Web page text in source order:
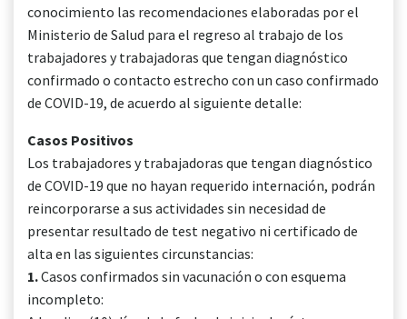
conocimiento las recomendaciones elaboradas por el
Ministerio de Salud para el regreso al trabajo de los
trabajadores y trabajadoras que tengan diagnóstico
confirmado o contacto estrecho con un caso confirmado
de COVID-19, de acuerdo al siguiente detalle:
Casos Positivos
Los trabajadores y trabajadoras que tengan diagnóstico
de COVID-19 que no hayan requerido internación, podrán
reincorporarse a sus actividades sin necesidad de
presentar resultado de test negativo ni certificado de
alta en las siguientes circunstancias:
1.Casos confirmados sin vacunación o con esquema
incompleto: